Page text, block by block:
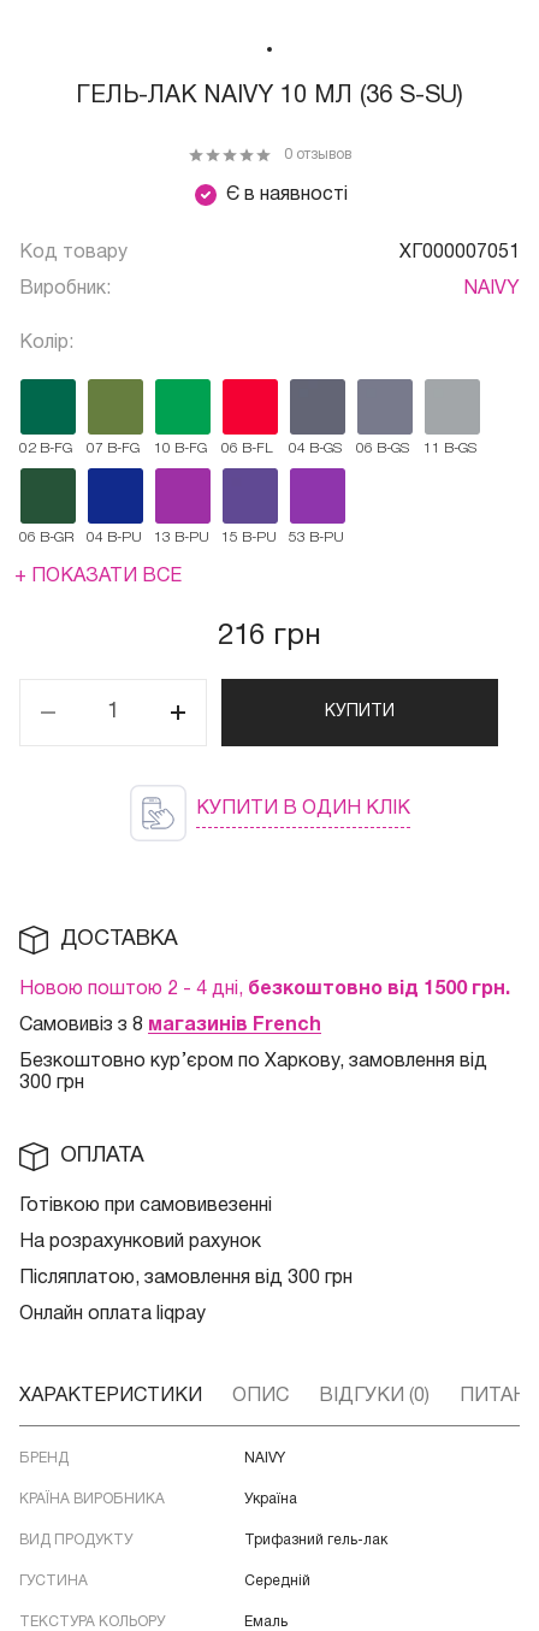
ГЕЛЬ-ЛАК NAIVY 10 МЛ (36 S-SU)
Є в наявності
0 отзывов
Код товару ХГ000007051
Виробник: NAIVY
Колір:
02 B-FG 07 B-FG 10 B-FG 06 B-FL 04 B-GS 06 B-GS 11 B-GS
06 B-GR 04 B-PU 13 B-PU 15 B-PU 53 B-PU
+ ПОКАЗАТИ ВСЕ
216 грн
КУПИТИ
КУПИТИ В ОДИН КЛІК
ДОСТАВКА
Новою поштою 2 - 4 дні, безкоштовно від 1500 грн.
Самовивіз з 8 магазинів French
Безкоштовно кур’єром по Харкову, замовлення від
300 грн
ОПЛАТА
Готівкою при самовивезенні
На розрахунковий рахунок
Післяплатою, замовлення від 300 грн
Онлайн оплата liqpay
ХАРАКТЕРИСТИКИ ОПИС ВІДГУКИ (0)
БРЕНД NAIVY
КРАЇНА ВИРОБНИКА Україна
ВИД ПРОДУКТУ Трифазний гель-лак
ГУСТИНА Середній
ТЕКСТУРА КОЛЬОРУ Емаль